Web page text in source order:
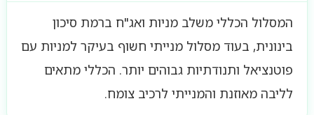
המסלול הכללי משלב מניות ואג"ח ברמת סיכון
בינונית, בעוד מסלול מנייתי חשוף בעיקר למניות עם
פוטנציאל ותנודתיות גבוהים יותר. הכללי מתאים
לליבה מאוזנת והמנייתי לרכיב צומח.